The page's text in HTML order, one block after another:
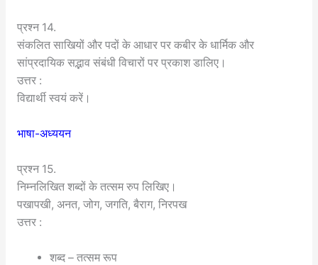
प्रश्न 14.
संकलित साखियों और पदों के आधार पर कबीर के धार्मिक और
सांप्रदायिक सद्भाव संबंधी विचारों पर प्रकाश डालिए।
उत्तर :
विद्यार्थी स्वयं करें।
भाषा-अध्ययन
प्रश्न 15.
निम्नलिखित शब्दों के तत्सम रुप लिखिए।
पखापखी, अनत, जोग, जगति, बैराग, निरपख
उत्तर :
शब्द – तत्सम रूप